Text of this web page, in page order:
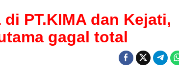
PT.KIMA dan Kejati,
gagal total